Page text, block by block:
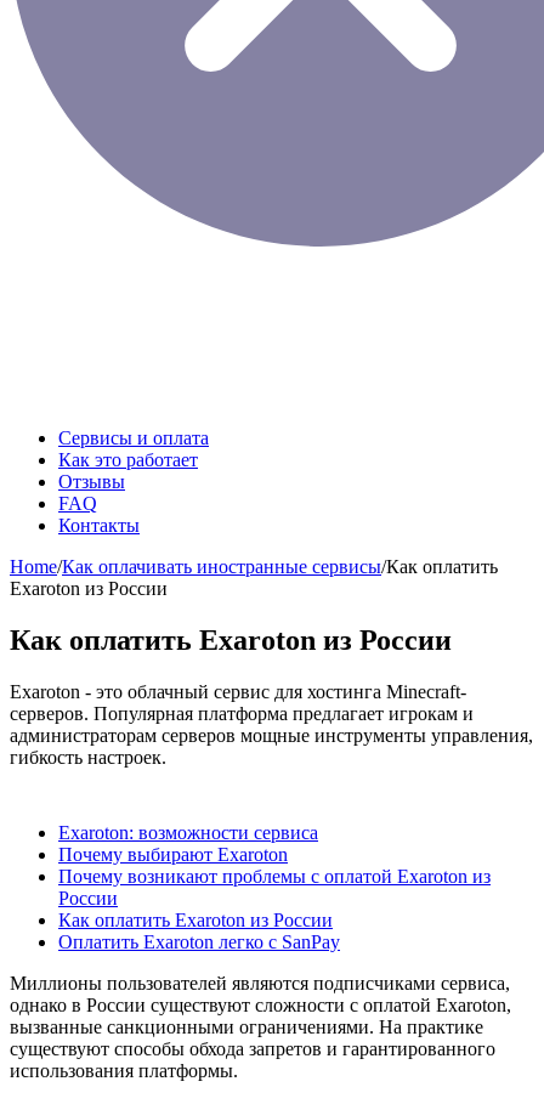
Сервисы и оплата
Как это работает
Отзывы
FAQ
Контакты
Home/Как оплачивать иностранные сервисы/Как оплатить
Exaroton из России
Как оплатить Exaroton из России
Exaroton - это облачный сервис для хостинга Minecraft-
серверов. Популярная платформа предлагает игрокам и
администраторам серверов мощные инструменты управления,
гибкость настроек.
Exaroton: возможности сервиса
Почему выбирают Exaroton
Почему возникают проблемы с оплатой Exaroton из
России
Как оплатить Exaroton из России
Оплатить Exaroton легко с SanPay
Миллионы пользователей являются подписчиками сервиса,
однако в России существуют сложности с оплатой Exaroton,
вызванные санкционными ограничениями. На практике
существуют способы обхода запретов и гарантированного
использования платформы.